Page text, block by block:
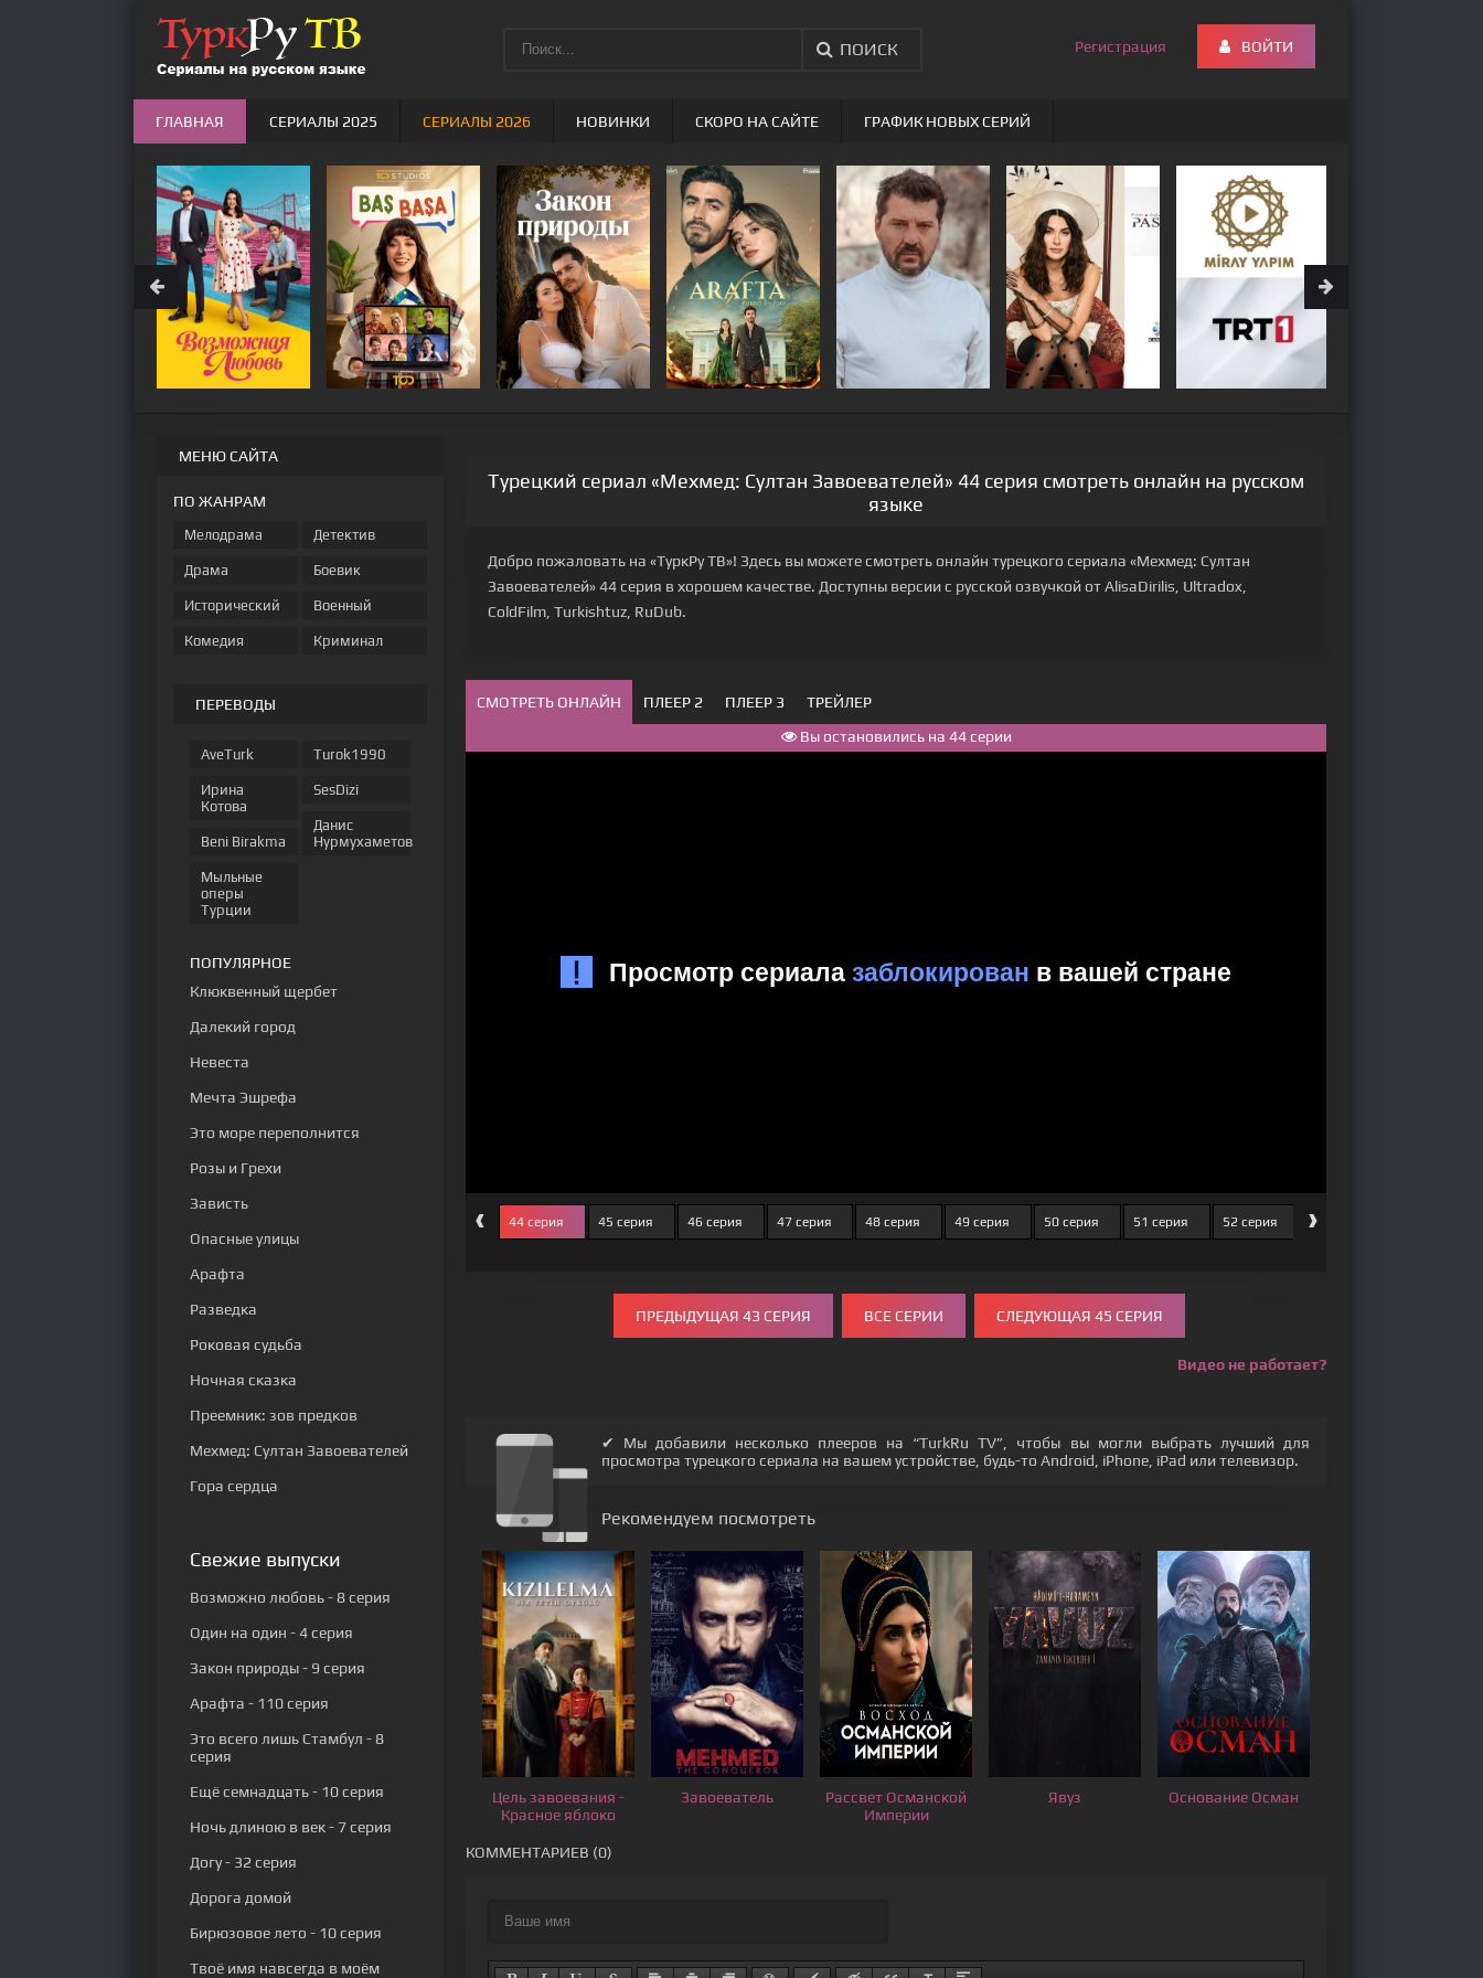
Турецкий сериал «Мехмед: Султан Завоевателей» 44 серия смотреть онлайн на русском
языке
Добро пожаловать на «ТуркРу ТВ»! Здесь вы можете смотреть онлайн турецкого сериала «Мехмед: Султан
Завоевателей» 44 серия в хорошем качестве. Доступны версии с русской озвучкой от AlisaDirilis, Ultradox,
ColdFilm, Turkishtuz, RuDub.
СМОТРЕТЬ ОНЛАЙН ПЛЕЕР 2 ПЛЕЕР 3
ТРЕЙЛЕР
Вы остановились на 44 серии
‹ 44 серия 45 серия 46 серия 47 серия 48 серия 49 серия 50 серия 51 серия 52 серия 53 серия
›
ПРЕДЫДУЩАЯ 43 СЕРИЯ ВСЕ СЕРИИ СЛЕДУЮЩАЯ 45 СЕРИЯ
Видео не работает?
✔ Мы добавили несколько плееров на “TurkRu TV”, чтобы вы могли выбрать лучший для
просмотра турецкого сериала на вашем устройстве, будь-то Android, iPhone, iPad или телевизор.
Рекомендуем посмотреть
Цель завоевания -
Красное яблоко
Завоеватель
Рассвет Османской
Империи
Явуз Основание Осман
КОММЕНТАРИЕВ (0)
МЕНЮ САЙТА
ПО ЖАНРАМ
Мелодрама
Драма
Исторический
Комедия
Детектив
Боевик
Военный
Криминал
ПЕРЕВОДЫ
AveTurk
Ирина
Котова
Beni Birakma
Мыльные
оперы
Турции
Turok1990
SesDizi
Данис
Нурмухаметов
ПОПУЛЯРНОЕ
Клюквенный щербет
Далекий город
Невеста
Мечта Эшрефа
Это море переполнится
Розы и Грехи
Зависть
Опасные улицы
Арафта
Разведка
Роковая судьба
Ночная сказка
Преемник: зов предков
Мехмед: Султан Завоевателей
Гора сердца
Свежие выпуски
Возможно любовь- 8 серия
Один на один - 4 серия
Закон природы- 9 серия
Арафта - 110 серия
Это всего лишь Стамбул - 8
серия
Ещё семнадцать- 10 серия
Ночь длиною в век- 7 серия
Догу- 32 серия
Дорога домой
Бирюзовое лето - 10 серия
Твоё имя навсегда в моём
ПОИСК Регистрация ВОЙТИ
ГЛАВНАЯ СЕРИАЛЫ 2025 СЕРИАЛЫ 2026 НОВИНКИ СКОРО НА САЙТЕ ГРАФИК НОВЫХ СЕРИЙ